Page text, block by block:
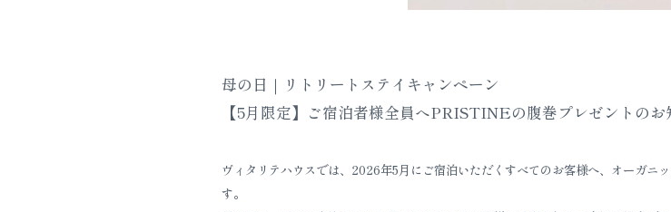
母の日｜リトリートステイキャンペーン
【5月限定】ご宿泊者様全員へPRISTINEの腹巻プレゼントのお
ヴィタリテハウスでは、2026年5月にご宿泊いただくすべてのお客様へ、オーガ
す。